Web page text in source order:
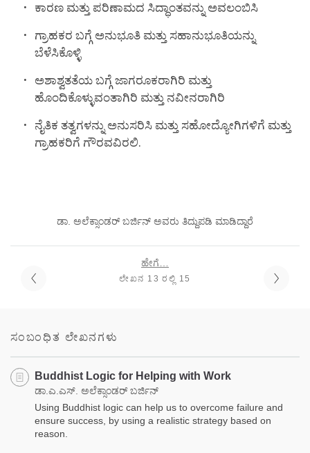
ಕಾರಣ ಮತ್ತು ಪರಿಣಾಮದ ಸಿದ್ಧಾಂತವನ್ನು ಅವಲಂಬಿಸಿ
ಗ್ರಾಹಕರ ಬಗ್ಗೆ ಅನುಭೂತಿ ಮತ್ತು ಸಹಾನುಭೂತಿಯನ್ನು
ಬೆಳೆಸಿಕೊಳ್ಳಿ
ಅಶಾಶ್ವತತೆಯ ಬಗ್ಗೆ ಜಾಗರೂಕರಾಗಿರಿ ಮತ್ತು
ಹೊಂದಿಕೊಳ್ಳುವಂತಾಗಿರಿ ಮತ್ತು ನವೀನರಾಗಿರಿ
ನೈತಿಕ ತತ್ವಗಳನ್ನು ಅನುಸರಿಸಿ ಮತ್ತು ಸಹೋದ್ಯೋಗಿಗಳಿಗೆ ಮತ್ತು
ಗ್ರಾಹಕರಿಗೆ ಗೌರವವಿರಲಿ.
ಡಾ. ಅಲೆಕ್ಸಾಂಡರ್ ಬರ್ಜಿನ್ ಅವರು ತಿದ್ದುಪಡಿ ಮಾಡಿದ್ದಾರೆ
ಹೇಗೆ…
ಲೇಖನ 13 ರಲ್ಲಿ 15
ಸಂಬಂಧಿತ ಲೇಖನಗಳು
Buddhist Logic for Helping with Work
ಡಾ.ಎ.ಎಸ್. ಅಲೆಕ್ಸಾಂಡರ್ ಬರ್ಜಿನ್
Using Buddhist logic can help us to overcome failure and
ensure success, by using a realistic strategy based on
reason.